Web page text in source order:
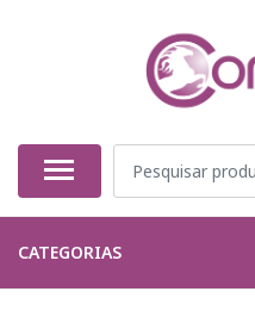
CATEGORIAS